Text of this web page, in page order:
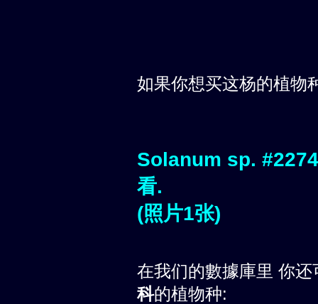
如果你想买这杨的植物
Solanum sp.
看.
(照片1张)
在我们的數據庫里 你
科的植物种: